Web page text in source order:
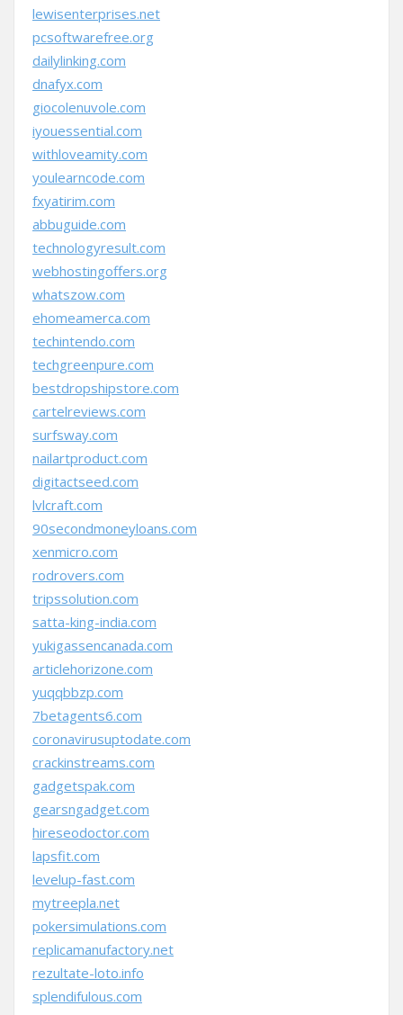
lewisenterprises.net
pcsoftwarefree.org
dailylinking.com
dnafyx.com
giocolenuvole.com
iyouessential.com
withloveamity.com
youlearncode.com
fxyatirim.com
abbuguide.com
technologyresult.com
webhostingoffers.org
whatszow.com
ehomeamerca.com
techintendo.com
techgreenpure.com
bestdropshipstore.com
cartelreviews.com
surfsway.com
nailartproduct.com
digitactseed.com
lvlcraft.com
90secondmoneyloans.com
xenmicro.com
rodrovers.com
tripssolution.com
satta-king-india.com
yukigassencanada.com
articlehorizone.com
yuqqbbzp.com
7betagents6.com
coronavirusuptodate.com
crackinstreams.com
gadgetspak.com
gearsngadget.com
hireseodoctor.com
lapsfit.com
levelup-fast.com
mytreepla.net
pokersimulations.com
replicamanufactory.net
rezultate-loto.info
splendifulous.com